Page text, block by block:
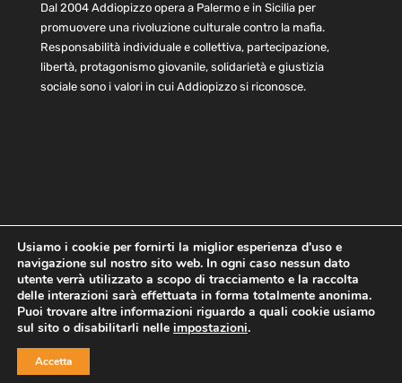
Dal 2004 Addiopizzo opera a Palermo e in Sicilia per
promuovere una rivoluzione culturale contro la mafia.
Responsabilità individuale e collettiva, partecipazione,
libertà, protagonismo giovanile, solidarietà e giustizia
sociale sono i valori in cui Addiopizzo si riconosce.
Home Statuto e bilancio
Contatti
Privacy
Cookie Child Protection Policy
Copyright © 2021 AddioPizzo | Tutti i diritti riservati | Sede
Usiamo i cookie per fornirti la miglior esperienza d'uso e
navigazione sul nostro sito web. In ogni caso nessun dato
utente verrà utilizzato a scopo di tracciamento e la raccolta
delle interazioni sarà effettuata in forma totalmente anonima.
Puoi trovare altre informazioni riguardo a quali cookie usiamo
sul sito o disabilitarli nelle impostazioni.
Accetta